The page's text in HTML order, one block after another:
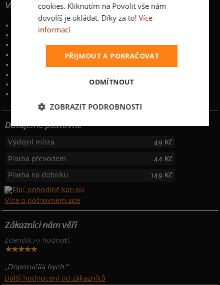
Vše o nákupu
Poštovné a způsoby doručení
Garance výměny či vrácení
Časté otázky
Zakázkový potisk textilu
info@bastard.cz
Dotujeme poštovné
Výdejní místa
49 Kč
Platba převodem
44 Kč
Platba na dobírku
149 Kč
Více o poštovném zde
Zákazníci nám věří
Zdendik79 hodnotí:
„Doporučila bych.“
Další hodnocení od zákazníků
cookies. Kliknutím na Povolit vše nám
dovolíš je ukládat. Díky za to! Více
informací
PŘIJMOUT A POKRAČOVAT
ODMÍTNOUT
ZOBRAZIT PODROBNOSTI